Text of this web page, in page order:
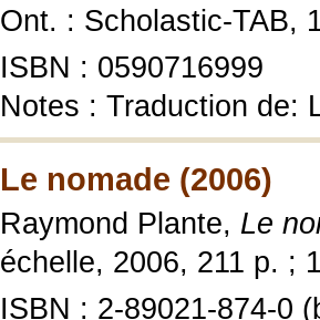
Ont. : Scholastic-TAB,
ISBN : 0590716999
Notes : Traduction de:
Le nomade (2006)
Raymond Plante, Le
échelle, 2006, 211 p. ;
ISBN : 2-89021-874-0